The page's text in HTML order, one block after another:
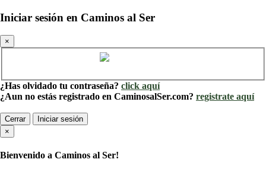
Iniciar sesión en Caminos al Ser
×
¿Has olvidado tu contraseña? click aquí
¿Aun no estás registrado en CaminosalSer.com? registrate aquí
Cerrar
Iniciar sesión
×
Bienvenido a Caminos al Ser!